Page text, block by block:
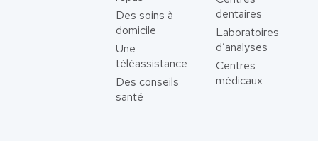
Des soins à
domicile
Une
téléassistance
Des conseils
santé
dentaires
Laboratoires
d’analyses
Centres
médicaux